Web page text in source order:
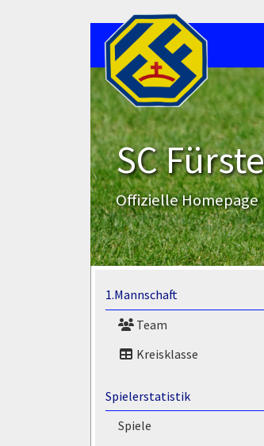
SC
Offizielle Homepage
1.Mannschaft
Team
Kreisklasse
Spielerstatistik
Spiele